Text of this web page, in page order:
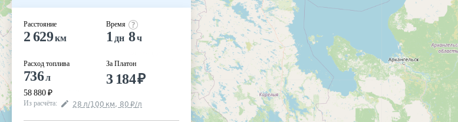
Расстояние
2 629км
Расход топлива
736л
58 880 ₽
Время
1 дн 8ч
За Платон
3 184₽
Из расчёта: 28 л/100 км, 80 ₽/л